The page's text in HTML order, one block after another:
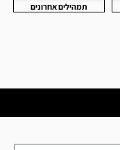
תמהילים אחרונים